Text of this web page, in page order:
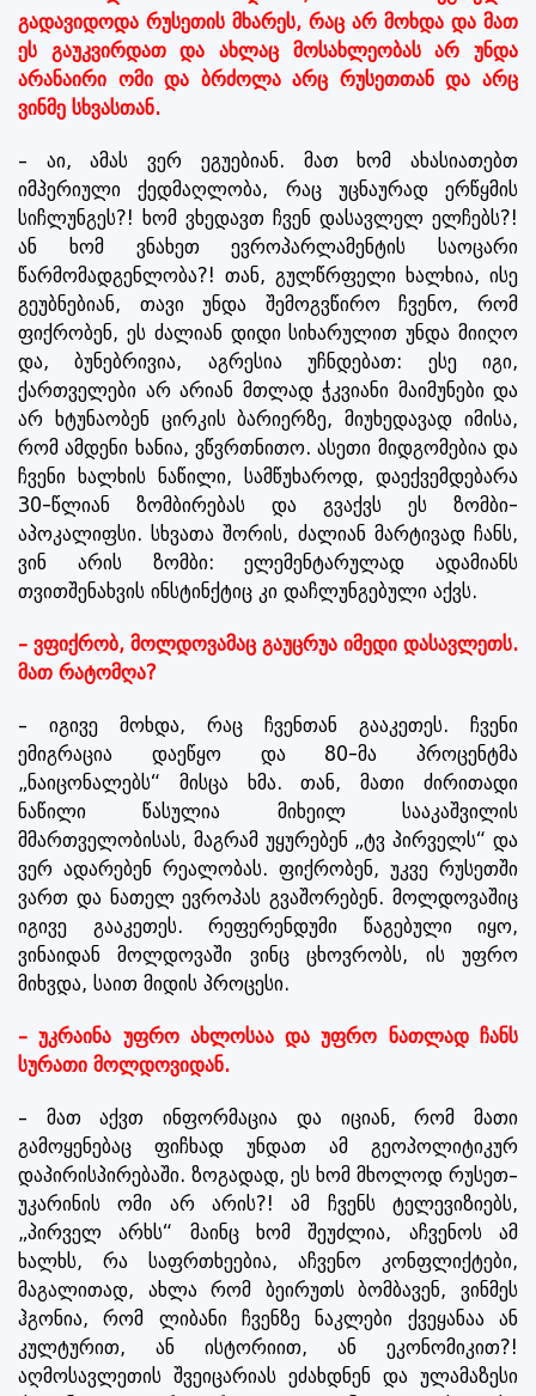
გადავიდოდა რუსეთის მხარეს, რაც არ მოხდა და მათ
ეს გაუკვირდათ და ახლაც მოსახლეობას არ უნდა
არანაირი ომი და ბრძოლა არც რუსეთთან და არც
ვინმე სხვასთან.
– აი, ამას ვერ ეგუებიან. მათ ხომ ახასიათებთ
იმპერიული ქედმაღლობა, რაც უცნაურად ერწყმის
სიჩლუნგეს?! ხომ ვხედავთ ჩვენ დასავლელ ელჩებს?!
ან ხომ ვნახეთ ევროპარლამენტის საოცარი
წარმომადგენლობა?! თან, გულწრფელი ხალხია, ისე
გეუბნებიან, თავი უნდა შემოგვწირო ჩვენო, რომ
ფიქრობენ, ეს ძალიან დიდი სიხარულით უნდა მიიღო
და, ბუნებრივია, აგრესია უჩნდებათ: ესე იგი,
ქართველები არ არიან მთლად ჭკვიანი მაიმუნები და
არ ხტუნაობენ ცირკის ბარიერზე, მიუხედავად იმისა,
რომ ამდენი ხანია, ვწვრთნითო. ასეთი მიდგომებია და
ჩვენი ხალხის ნაწილი, სამწუხაროდ, დაექვემდებარა
30-წლიან ზომბირებას და გვაქვს ეს ზომბი-
აპოკალიფსი. სხვათა შორის, ძალიან მარტივად ჩანს,
ვინ არის ზომბი: ელემენტარულად ადამიანს
თვითშენახვის ინსტინქტიც კი დაჩლუნგებული აქვს.
– ვფიქრობ, მოლდოვამაც გაუცრუა იმედი დასავლეთს.
მათ რატომღა?
– იგივე მოხდა, რაც ჩვენთან გააკეთეს. ჩვენი
ემიგრაცია დაეწყო და 80-მა პროცენტმა
„ნაიცონალებს“ მისცა ხმა. თან, მათი ძირითადი
ნაწილი წასულია მიხეილ სააკაშვილის
მმართველობისას, მაგრამ უყურებენ „ტვ პირველს“ და
ვერ ადარებენ რეალობას. ფიქრობენ, უკვე რუსეთში
ვართ და ნათელ ევროპას გვაშორებენ. მოლდოვაშიც
იგივე გააკეთეს. რეფერენდუმი წაგებული იყო,
ვინაიდან მოლდოვაში ვინც ცხოვრობს, ის უფრო
მიხვდა, საით მიდის პროცესი.
– უკრაინა უფრო ახლოსაა და უფრო ნათლად ჩანს
სურათი მოლდოვიდან.
– მათ აქვთ ინფორმაცია და იციან, რომ მათი
გამოყენებაც ფიჩხად უნდათ ამ გეოპოლიტიკურ
დაპირისპირებაში. ზოგადად, ეს ხომ მხოლოდ რუსეთ–
უკარინის ომი არ არის?! ამ ჩვენს ტელევიზიებს,
„პირველ არხს“ მაინც ხომ შეუძლია, აჩვენოს ამ
ხალხს, რა საფრთხეებია, აჩვენო კონფლიქტები,
მაგალითად, ახლა რომ ბეირუთს ბომბავენ, ვინმეს
ჰგონია, რომ ლიბანი ჩვენზე ნაკლები ქვეყანაა ან
კულტურით, ან ისტორიით, ან ეკონომიკით?!
აღმოსავლეთის შვეიცარიას ეძახდნენ და ულამაზესი